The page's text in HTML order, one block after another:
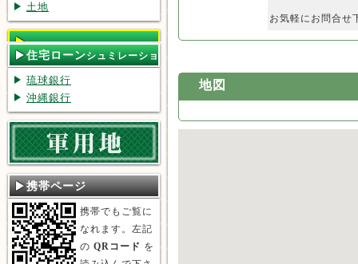
お気軽にお問合せ
地図
土地
住宅ローンシュミレーショ
ン
琉球銀行
沖縄銀行
携帯ページ
携帯でもご覧に
なれます。左記
の QRコード を